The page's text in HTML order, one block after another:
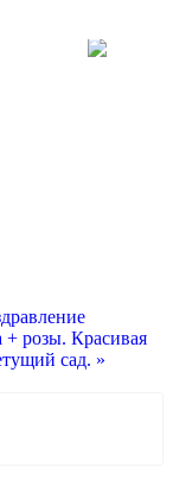
+ розы. Красивая
сад. »